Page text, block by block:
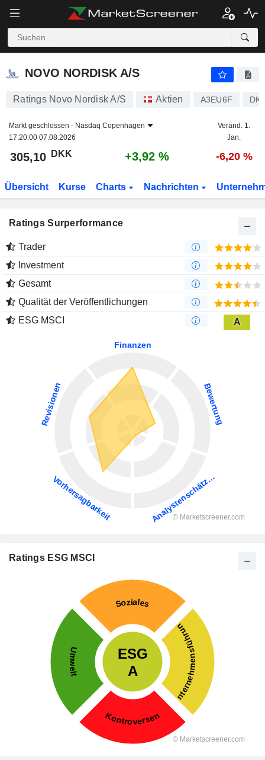
NOVO NORDISK A/S
NOVO NORDISK A/S
Ratings Novo Nordisk A/S Aktien A3EU6F
Markt geschlossen - Nasdaq Copenhagen
17:20:00 07.08.2026
Veränd. 1.
Jan.
305,10 DKK +3,92 % -6,20 %
Übersicht Kurse Charts Nachrichten
Ratings Surperformance
Trader
Investment
Gesamt
Qualität der Veröffentlichungen
ESG MSCI
A
Ratings ESG MSCI